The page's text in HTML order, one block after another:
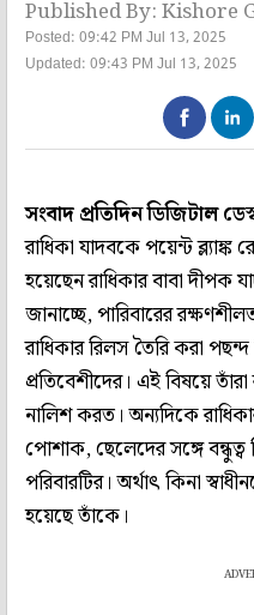
Published By: Kishore
Posted: 09:42 PM Jul 13, 2025
Updated: 09:43 PM Jul 13, 2025
সংবাদ প্রতিদিন ডিজিটাল
রাধিকা যাদবকে পয়েন্ট
হয়েছেন রাধিকার বাবা দীপক
জানাচ্ছে, পারিবারের
রাধিকার রিলস তৈরি করা
প্রতিবেশীদের। এই বিষয়ে
নালিশ করত। অন্যদিকে
পোশাক, ছেলেদের সঙ্গে
পরিবারটির। অর্থাৎ কিনা
হয়েছে তাঁকে।